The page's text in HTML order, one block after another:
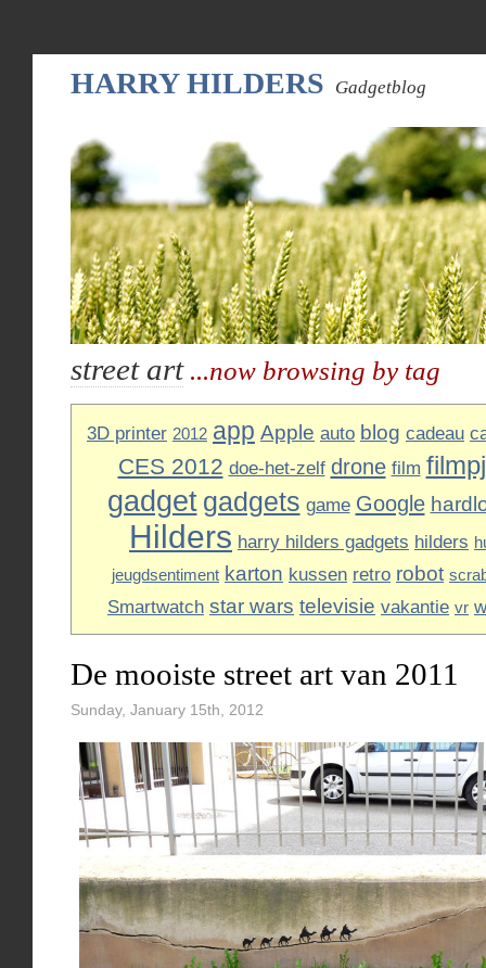
HARRY HILDERS Gadgetblog
street art...now browsing by tag
3D printer 2012 app Apple auto blog cadeau
CES 2012 doe-het-zelf drone film
gadget gadgets game Google
Hilders harry hilders gadgets hilders
jeugdsentiment karton kussen retro robot
Smartwatch star wars televisie vakantie vr
De mooiste street art van 2011
Sunday, January 15th, 2012